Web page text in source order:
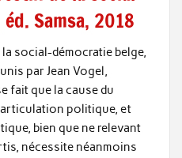
Samsa, 2018
social-démocratie belge,
par Jean Vogel,
fait que la cause du
articulation politique, et
bien que ne relevant
nécessite néanmoins